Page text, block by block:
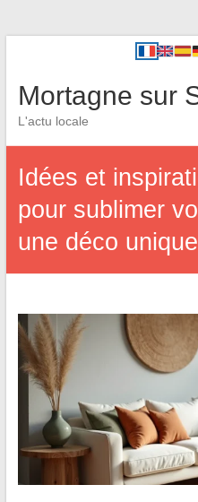
Mortagne sur
L'actu locale
Idées et
pour sublimer
une déco unique